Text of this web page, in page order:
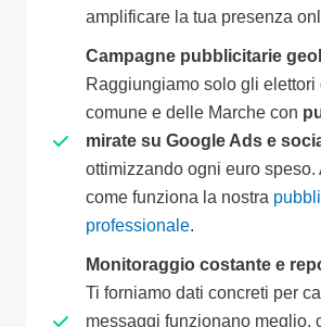
amplificare la tua presenza
Campagne pubblicitarie
Raggiungiamo solo gli elettori
comune e delle Marche con
mirate su Google Ads e
ottimizzando ogni euro speso.
come funziona la nostra
professionale.
Monitoraggio costante e
Ti forniamo dati concreti per
messaggi funzionano meglio,